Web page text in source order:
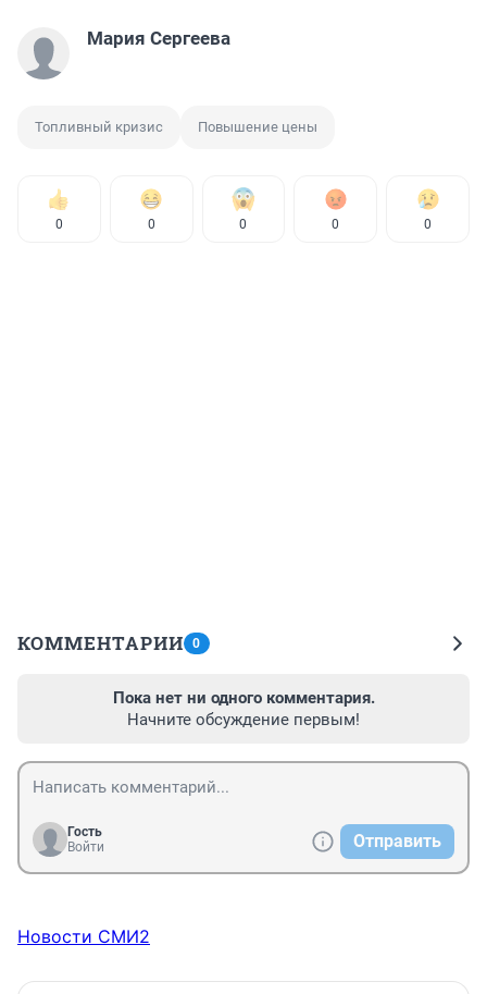
Мария Сергеева
Топливный кризис Повышение цены
0 0 0 0 0
КОММЕНТАРИИ 0
Пока нет ни одного комментария.
Начните обсуждение первым!
Гость
Войти
Отправить
Новости СМИ2